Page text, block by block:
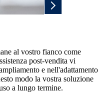
al vostro fianco come
post-vendita vi
e nell'adattamento
modo la vostra soluzione
a lungo termine.